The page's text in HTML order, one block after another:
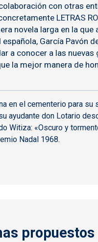
con otras
LETRAS
novela larga en la
García Pavón
a conocer a las
la mejor manera de
el cementerio para
ayudante don Lotario
Witiza: «Oscuro y
Nadal 1968.
propuestos